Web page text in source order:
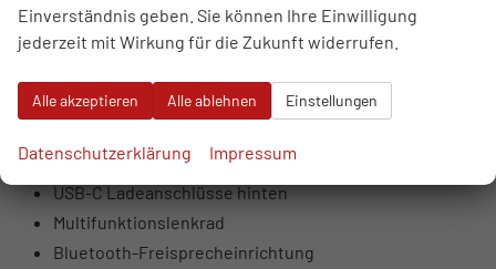
10,25" digitales Kombiinstrument
DAB+ Digitalradio
Hochtöner vorne (insgesamt 6 Lautsprecher)
Laden)
USB-C Ladeanschlüsse hinten
Multifunktionslenkrad
Bluetooth-Freisprecheinrichtung
Einverständnis geben. Sie können Ihre Einwilligung
jederzeit mit Wirkung für die Zukunft widerrufen.
Alle akzeptieren Alle ablehnen Einstellungen
Datenschutzerklärung Impressum